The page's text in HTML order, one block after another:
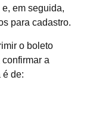
em seguida,
para cadastro.
o boleto
a
é de: